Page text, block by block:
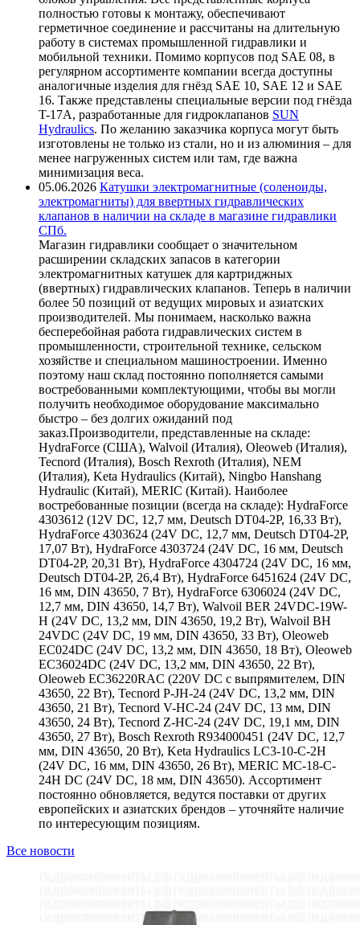
полностью готовы к монтажу, обеспечивают
герметичное соединение и рассчитаны на длительную
работу в системах промышленной гидравлики и
мобильной техники. Помимо корпусов под SAE 08, в
регулярном ассортименте компании всегда доступны
аналогичные изделия для гнёзд SAE 10, SAE 12 и SAE
16. Также представлены специальные версии под гнёзда
T-17A, разработанные для гидроклапанов SUN
Hydraulics. По желанию заказчика корпуса могут быть
изготовлены не только из стали, но и из алюминия – для
менее нагруженных систем или там, где важна
минимизация веса.
05.06.2026 Катушки электромагнитные (соленоиды,
электромагниты) для ввертных гидравлических
клапанов в наличии на складе в магазине гидравлики
СПб.
Магазин гидравлики сообщает о значительном
расширении складских запасов в категории
электромагнитных катушек для картриджных
(ввертных) гидравлических клапанов. Теперь в наличии
более 50 позиций от ведущих мировых и азиатских
производителей. Мы понимаем, насколько важна
бесперебойная работа гидравлических систем в
промышленности, строительной технике, сельском
хозяйстве и специальном машиностроении. Именно
поэтому наш склад постоянно пополняется самыми
востребованными комплектующими, чтобы вы могли
получить необходимое оборудование максимально
быстро – без долгих ожиданий под
заказ.Производители, представленные на складе:
HydraForce (США), Walvoil (Италия), Oleoweb (Италия),
Tecnord (Италия), Bosch Rexroth (Италия), NEM
(Италия), Keta Hydraulics (Китай), Ningbo Hanshang
Hydraulic (Китай), MERIC (Китай). Наиболее
востребованные позиции (всегда на складе): HydraForce
4303612 (12V DC, 12,7 мм, Deutsch DT04-2P, 16,33 Вт),
HydraForce 4303624 (24V DC, 12,7 мм, Deutsch DT04-2P,
17,07 Вт), HydraForce 4303724 (24V DC, 16 мм, Deutsch
DT04-2P, 20,31 Вт), HydraForce 4304724 (24V DC, 16 мм,
Deutsch DT04-2P, 26,4 Вт), HydraForce 6451624 (24V DC,
16 мм, DIN 43650, 7 Вт), HydraForce 6306024 (24V DC,
12,7 мм, DIN 43650, 14,7 Вт), Walvoil BER 24VDC-19W-
H (24V DC, 13,2 мм, DIN 43650, 19,2 Вт), Walvoil BH
24VDC (24V DC, 19 мм, DIN 43650, 33 Вт), Oleoweb
EC024DC (24V DC, 13,2 мм, DIN 43650, 18 Вт), Oleoweb
EC36024DC (24V DC, 13,2 мм, DIN 43650, 22 Вт),
Oleoweb EC36220RAC (220V DC с выпрямителем, DIN
43650, 22 Вт), Tecnord P-JH-24 (24V DC, 13,2 мм, DIN
43650, 21 Вт), Tecnord V-HC-24 (24V DC, 13 мм, DIN
43650, 24 Вт), Tecnord Z-HC-24 (24V DC, 19,1 мм, DIN
43650, 27 Вт), Bosch Rexroth R934000451 (24V DC, 12,7
мм, DIN 43650, 20 Вт), Keta Hydraulics LC3-10-C-2H
(24V DC, 16 мм, DIN 43650, 26 Вт), MERIC MC-18-C-
24H DC (24V DC, 18 мм, DIN 43650). Ассортимент
постоянно обновляется, ведутся поставки от других
европейских и азиатских брендов – уточняйте наличие
по интересующим позициям.
Все новости